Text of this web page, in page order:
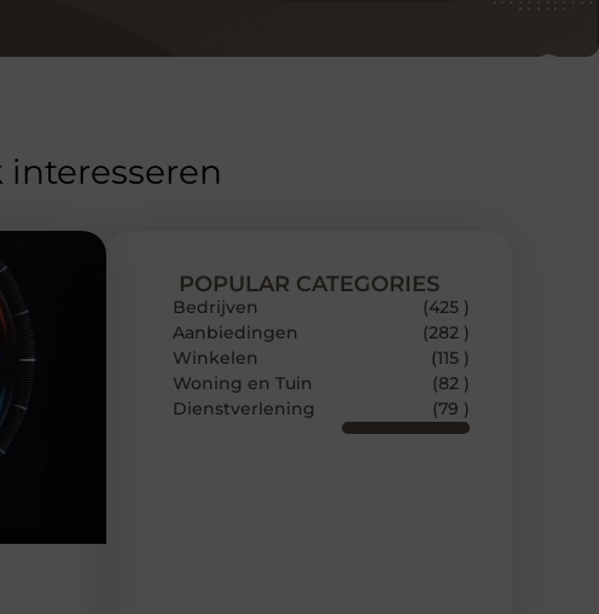
POPULAR CATEGORIES
Bedrijven
(425 )
Aanbiedingen
(282 )
Winkelen
(115 )
Woning en Tuin
(82 )
Dienstverlening
(79 )